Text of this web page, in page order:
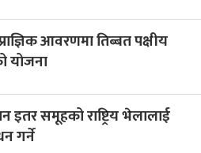
प्राज्ञिक आवरणमा तिब्बत पक्षीय
योजना
इतर समूहको राष्ट्रिय भेलालाई
गर्ने